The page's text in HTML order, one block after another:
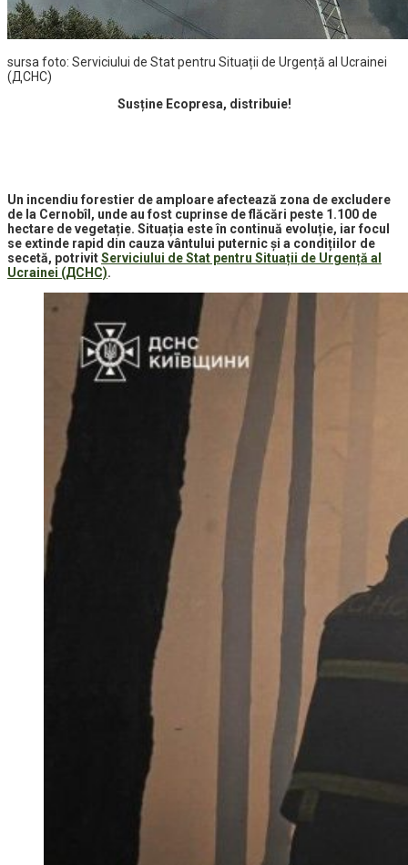
sursa foto: Serviciului de Stat pentru Situații de Urgență al Ucrainei
(ДСНС)
Susține Ecopresa, distribuie!
Un incendiu forestier de amploare afectează zona de excludere
de la Cernobîl, unde au fost cuprinse de flăcări peste 1.100 de
hectare de vegetație. Situația este în continuă evoluție, iar focul
se extinde rapid din cauza vântului puternic și a condițiilor de
secetă, potrivitServiciului de Stat pentru Situații de Urgență al
Ucrainei (ДСНС).